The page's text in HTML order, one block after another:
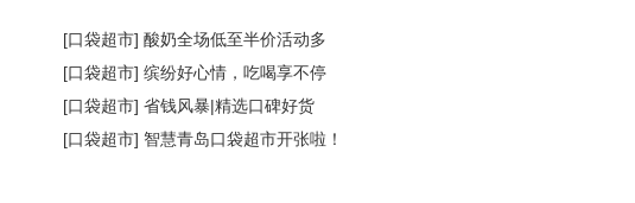
[口袋超市] 酸奶全场低至半价活动多
[口袋超市] 缤纷好心情，吃喝享不停
[口袋超市] 省钱风暴|精选口碑好货
[口袋超市] 智慧青岛口袋超市开张啦！